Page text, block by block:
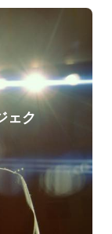
ェク